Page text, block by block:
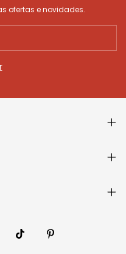
ofertas e novidades.